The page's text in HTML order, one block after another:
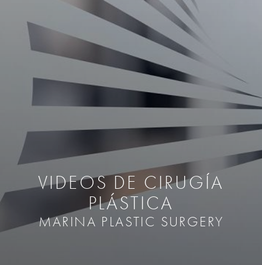
VIDEOS DE CIRUGÍA
PLÁSTICA
MARINA PLASTIC SURGERY